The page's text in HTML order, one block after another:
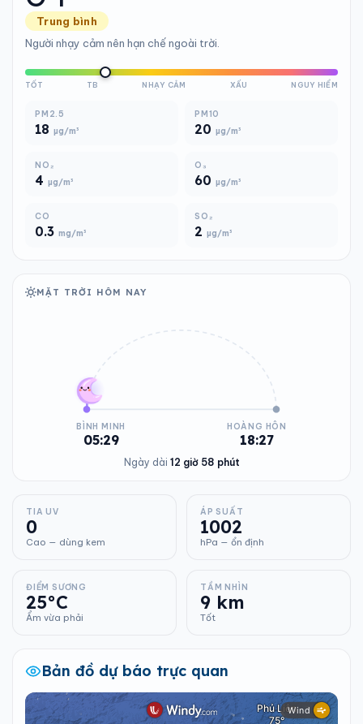
Trung bình
Người nhạy cảm nên hạn chế ngoài trời.
TỐT TB NHẠY CẢM XẤU NGUY HIỂM
PM2.5
18 µg/m³
PM10
20 µg/m³
NO₂
4 µg/m³
O₃
60 µg/m³
CO
0.3 mg/m³
SO₂
2 µg/m³
MẶT TRỜI HÔM NAY
BÌNH MINH
05:29
HOÀNG HÔN
18:27
Ngày dài 12 giờ 58 phút
TIA UV
0
Cao — dùng kem
ÁP SUẤT
1002
hPa — ổn định
ĐIỂM SƯƠNG
25°C
Ẩm vừa phải
TẦM NHÌN
9 km
Tốt
Bản đồ dự báo trực quan